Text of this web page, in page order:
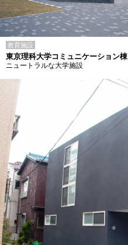
教育施設
東京理科大学コミュニケーション棟
ニュートラルな大学施設